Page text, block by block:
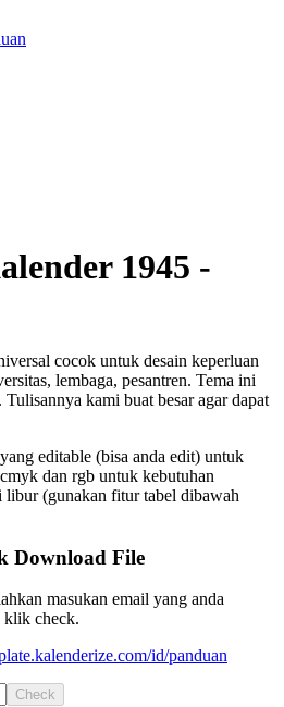
1945 -
cocok untuk desain keperluan
lembaga, pesantren. Tema ini
kami buat besar agar dapat
yang editable (bisa anda edit) untuk
dan rgb untuk kebutuhan
libur (gunakan fitur tabel dibawah
Download File
masukan email yang anda
klik check.
id/panduan
Check